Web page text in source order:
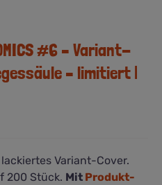
#6 – Variant-
– limitiert |
Variant-Cover.
200 Stück. Mit Produkt-